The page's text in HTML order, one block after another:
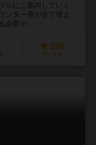
ルにご案内していく
ンター席が全て埋ま
要が...
190
持ってる